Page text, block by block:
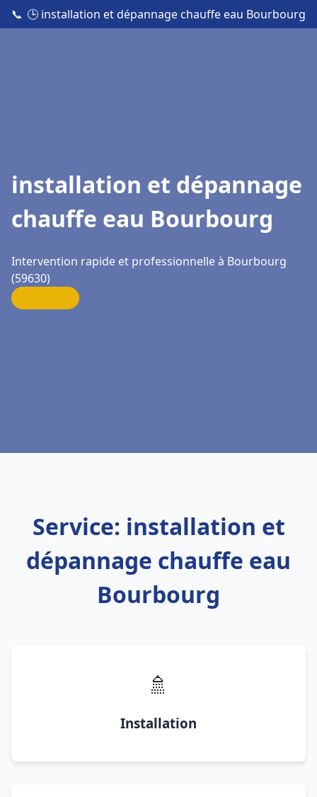
📞 🕒 installation et dépannage chauffe eau Bourbourg
installation et dépannage
chauffe eau Bourbourg
Intervention rapide et professionnelle à Bourbourg
(59630)
Service: installation et
dépannage chauffe eau
Bourbourg
🚿
Installation